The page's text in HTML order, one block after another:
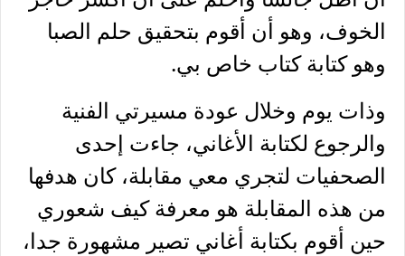
الخوف، وهو أن أقوم بتحقيق حلم الصبا
وهو كتابة كتاب خاص بي.
وذات يوم وخلال عودة مسيرتي الفنية
والرجوع لكتابة الأغاني، جاءت إحدى
الصحفيات لتجري معي مقابلة، كان هدفها
من هذه المقابلة هو معرفة كيف شعوري
حين أقوم بكتابة أغاني تصير مشهورة جدا،